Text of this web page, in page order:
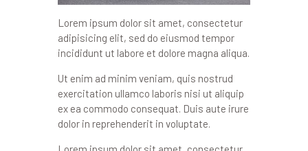
Lorem ipsum dolor sit amet, consectetur
adipisicing elit, sed do eiusmod tempor
incididunt ut labore et dolore magna aliqua.
Ut enim ad minim veniam, quis nostrud
exercitation ullamco laboris nisi ut aliquip
ex ea commodo consequat. Duis aute irure
dolor in reprehenderit in voluptate.